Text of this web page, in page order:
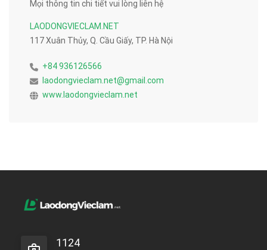
Mọi thông tin chi tiết vui lòng liên hệ
LAODONGVIECLAM.NET
117 Xuân Thủy, Q. Cầu Giấy, TP. Hà Nội
+84 936126566
laodongvieclam.net@gmail.com
www.laodongvieclam.net
1124